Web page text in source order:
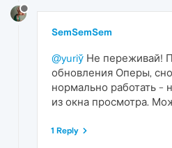
SemSemSem
@yuriў Не переживай!
обновления Оперы,
нормально работать -
из окна просмотра.
1 Reply